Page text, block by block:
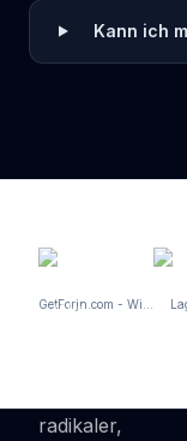
Kann ich